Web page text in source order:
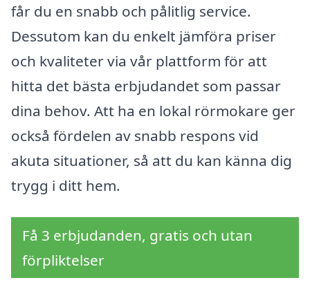
får du en snabb och pålitlig service.
Dessutom kan du enkelt jämföra priser
och kvaliteter via vår plattform för att
hitta det bästa erbjudandet som passar
dina behov. Att ha en lokal rörmokare ger
också fördelen av snabb respons vid
akuta situationer, så att du kan känna dig
trygg i ditt hem.
Få 3 erbjudanden, gratis och utan
förpliktelser